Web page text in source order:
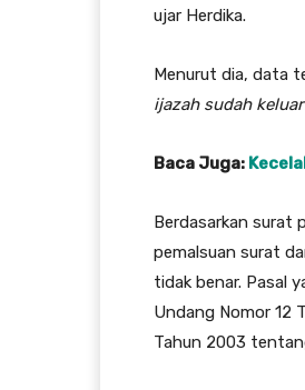
ujar Herdika.
Menurut dia, data
ijazah sudah
Baca Juga:
Berdasarkan surat
pemalsuan surat
tidak benar. Pasal
Undang Nomor 12
Tahun 2003